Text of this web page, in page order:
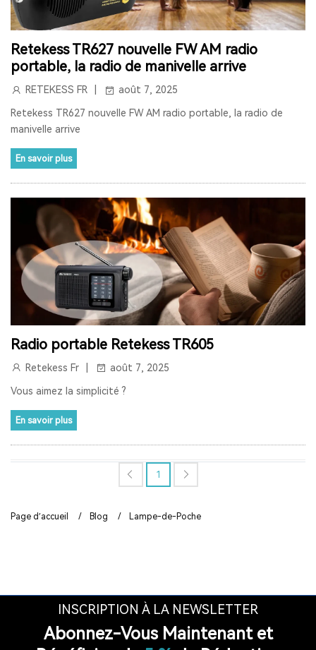
Retekess TR627 nouvelle FW AM radio
portable, la radio de manivelle arrive
RETEKESS FR août 7, 2025
Retekess TR627 nouvelle FW AM radio portable, la radio de
manivelle arrive
En savoir plus
Radio portable Retekess TR605
Retekess Fr août 7, 2025
Vous aimez la simplicité ?
En savoir plus
1
HAUT-PARLEUR BLUETOOTH SANS FIL RADIO FM
AUDIOGUIDE DU MUSÉE TOUR GUIDE SYSTEM
HAUT-PARLEUR DE FENÊTRE
SYSTÈME D'INTERPHONE DE COMPTEUR À DEUX VOIES
SYNCHRONISATION AUTOMATIQUE ET FONCTION DE
VERROUILLAGE DE CANAL
RAPPEL DE DISTANCE SYSTÈME DE GUIDE TOURISTIQUE
VISITE GUIDEE RADIO RADIO PORTABLE
RADIO LW RESTAURANT PAGER
SYSTÈME D'APPEL POUR CUISINE
GUICHET MICROPHONE
SYSTÈME D'APPEL À L'ÉCRAN BIPEUR RESTAURANT
TERRASSE BAR COFÉ
CASQUES DE COMMUNICATION POUR COACHS
Page d’accueil / Blog / Lampe-de-Poche
INSCRIPTION À LA NEWSLETTER
Abonnez-Vous Maintenant et